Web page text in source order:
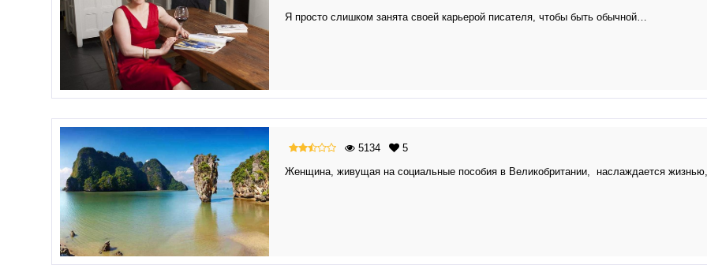
Я просто слишком занята своей карьерой писателя, чтобы быть обычной…
5134
5
Женщина, живущая на социальные пособия в Великобритании, наслаждается